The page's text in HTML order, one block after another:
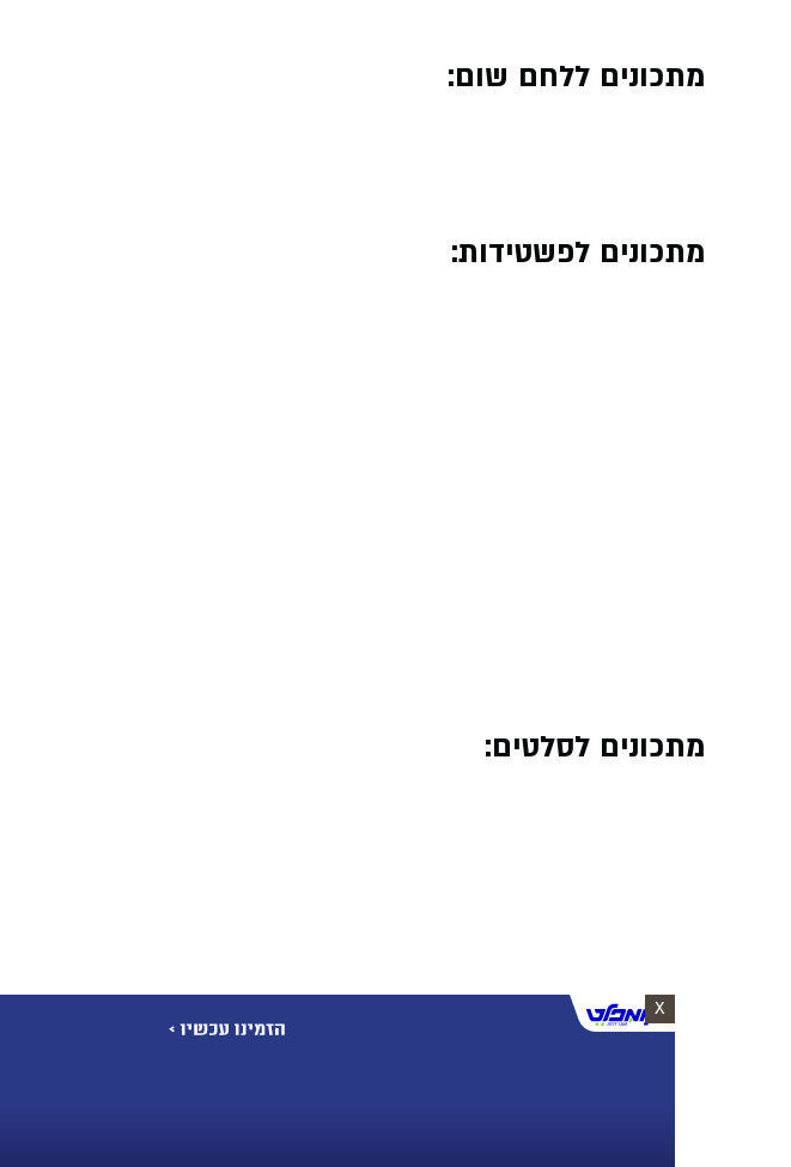
מתכונים ללחם שום:
מתכונים לפשטידות:
מתכונים לסלטים:
X